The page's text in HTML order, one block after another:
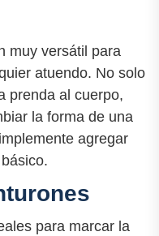
muy versátil para
atuendo. No solo
prenda al cuerpo,
la forma de una
agregar
para marcar la